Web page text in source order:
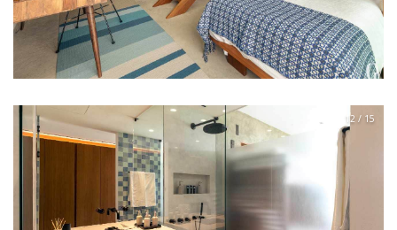
12 / 15